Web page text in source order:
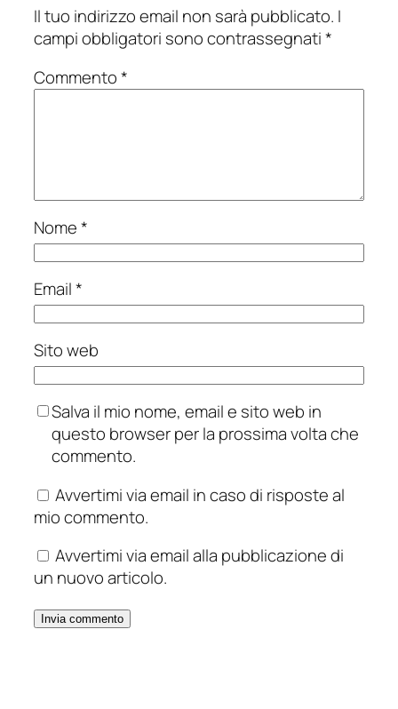
Il tuo indirizzo email non sarà pubblicato. I
campi obbligatori sono contrassegnati*
Commento*
Nome*
Email*
Sito web
Salva il mio nome, email e sito web in
questo browser per la prossima volta che
commento.
Avvertimi via email in caso di risposte al
mio commento.
Avvertimi via email alla pubblicazione di
un nuovo articolo.